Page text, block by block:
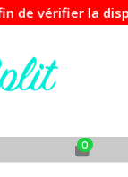
vérifier la
0